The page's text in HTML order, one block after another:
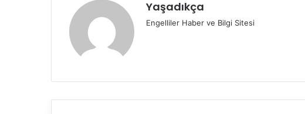
Yaşadıkça
Engelliler Haber ve Bilgi Sitesi